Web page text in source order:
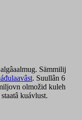
Sämmilij
. Suullân 6
olmožid kuleh
kuávlust.